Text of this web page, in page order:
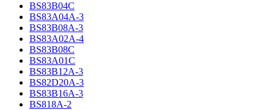
BS83B04C
BS83A04A-3
BS83B08A-3
BS83A02A-4
BS83B08C
BS83A01C
BS83B12A-3
BS82D20A-3
BS83B16A-3
BS818A-2